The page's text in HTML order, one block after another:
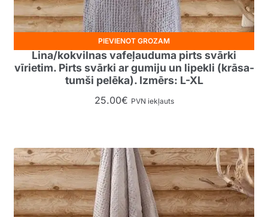
Lina/kokvilnas vafeļauduma pirts svārki
vīrietim. Pirts svārki ar gumiju un lipekli (krāsa-
tumši pelēka). Izmērs: L-XL
25.00€ PVN iekļauts
PIEVIENOT GROZAM